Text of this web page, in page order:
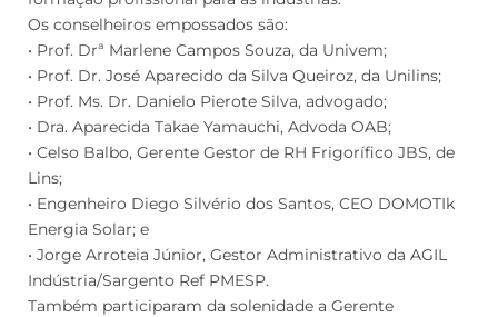
Os conselheiros empossados são:
• Prof. Drª Marlene Campos Souza, da Univem;
• Prof. Dr. José Aparecido da Silva Queiroz, da Unilins;
• Prof. Ms. Dr. Danielo Pierote Silva, advogado;
• Dra. Aparecida Takae Yamauchi, Advoda OAB;
• Celso Balbo, Gerente Gestor de RH Frigorífico JBS, de
Lins;
• Engenheiro Diego Silvério dos Santos, CEO DOMOTIk
Energia Solar; e
• Jorge Arroteia Júnior, Gestor Administrativo da AGIL
Indústria/Sargento Ref PMESP.
Também participaram da solenidade a Gerente